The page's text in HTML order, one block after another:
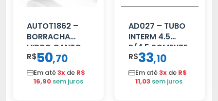
AUTOT1862 –
BORRACHA
VIDRO CANTO
VOLVO NL
80/88…
R$50,70
Em até3x de R$
16,90 sem juros
AD027 – TUBO
INTERM 4.5
P/4.5 SOMENTE
PROLONGADOR
R$33,10
Em até3x de R$
11,03 sem juros